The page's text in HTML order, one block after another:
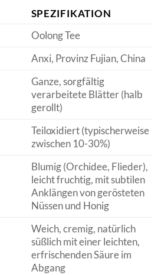
SPEZIFIKATION
Oolong Tee
Anxi, Provinz Fujian, China
Ganze, sorgfältig
verarbeitete Blätter (halb
gerollt)
Teiloxidiert (typischerweise
zwischen 10-30%)
Blumig (Orchidee, Flieder),
leicht fruchtig, mit subtilen
Anklängen von gerösteten
Nüssen und Honig
Weich, cremig, natürlich
süßlich mit einer leichten,
erfrischenden Säure im
Abgang